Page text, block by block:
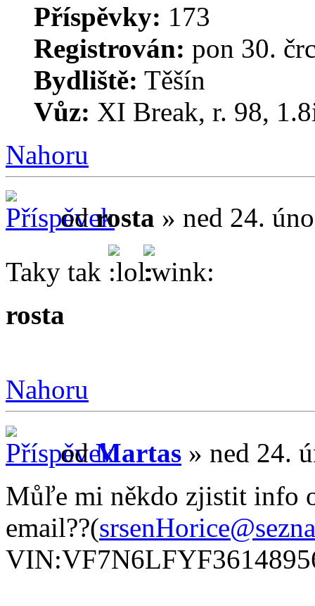
Příspěvky: 173
Registrován: pon 30.
Bydliště: Těšín
Vůz: XI Break, r. 98,
Nahoru
odrosta » ned 24.
Taky tak
rosta
Nahoru
odMartas » ned 24.
Můľe mi někdo zjistit info
email??(